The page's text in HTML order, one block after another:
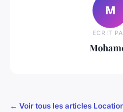
M
ECRIT
← Voir tous les articles